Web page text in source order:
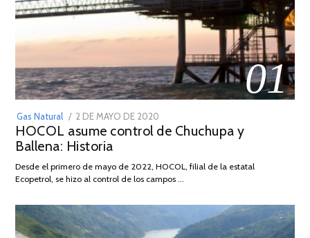
01
Gas Natural
POSTED
ON
2 DE MAYO DE 2020
DE
2026
HOCOL asume control de Chuchupa y
Ballena: Historia
Desde el primero de mayo de 2022, HOCOL, filial de la estatal
Ecopetrol, se hizo al control de los campos …